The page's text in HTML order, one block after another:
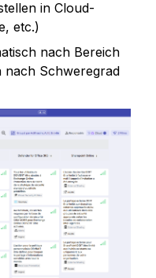
in Cloud-
etc.)
nach Bereich
nach Schweregrad